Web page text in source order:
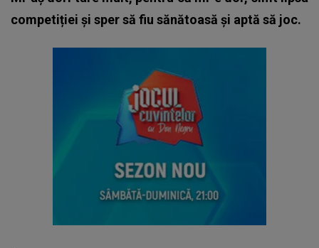
competiției și sper să fiu sănătoasă și aptă să joc.